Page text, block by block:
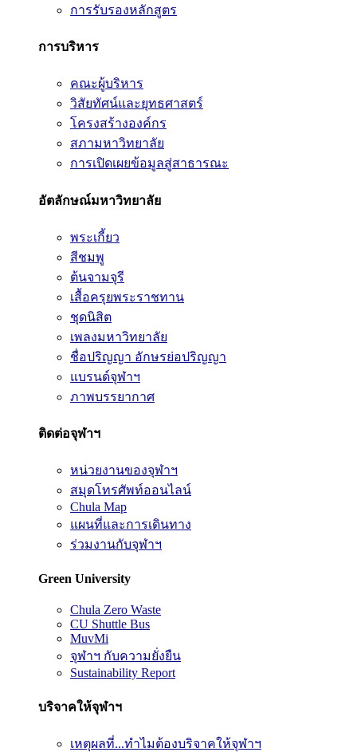
การรับรองหลักสูตร
การบริหาร
คณะผู้บริหาร
วิสัยทัศน์และยุทธศาสตร์
โครงสร้างองค์กร
สภามหาวิทยาลัย
การเปิดเผยข้อมูลสู่สาธารณะ
อัตลักษณ์มหาวิทยาลัย
พระเกี้ยว
สีชมพู
ต้นจามจุรี
เสื้อครุยพระราชทาน
ชุดนิสิต
เพลงมหาวิทยาลัย
ชื่อปริญญา อักษรย่อปริญญา
แบรนด์จุฬาฯ
ภาพบรรยากาศ
ติดต่อจุฬาฯ
หน่วยงานของจุฬาฯ
สมุดโทรศัพท์ออนไลน์
Chula Map
แผนที่และการเดินทาง
ร่วมงานกับจุฬาฯ
Green University
Chula Zero Waste
CU Shuttle Bus
MuvMi
จุฬาฯ กับความยั่งยืน
Sustainability Report
บริจาคให้จุฬาฯ
เหตุผลที่...ทำไมต้องบริจาคให้จุฬาฯ